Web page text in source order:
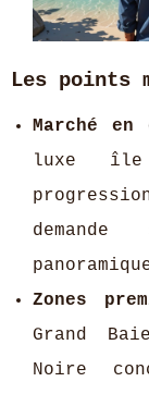
Les points
Marché en
luxe île
Zones
Grand
Noire